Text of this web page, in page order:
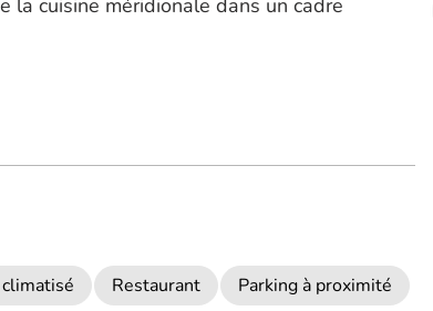
la cuisine méridionale dans un cadre
Restaurant
Parking à proximité